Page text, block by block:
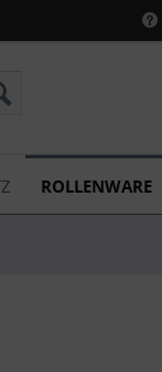
ROLLENWARE